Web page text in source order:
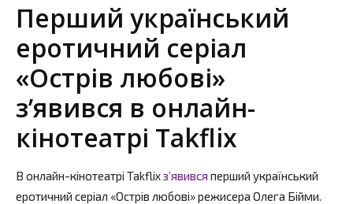
Перший український
еротичний серіал
«Острів любові»
з’явився в онлайн-
кінотеатрі Takflix
В онлайн-кінотеатрі Takflixз’явився перший український
еротичний серіал «Острів любові» режисера Олега Бійми.